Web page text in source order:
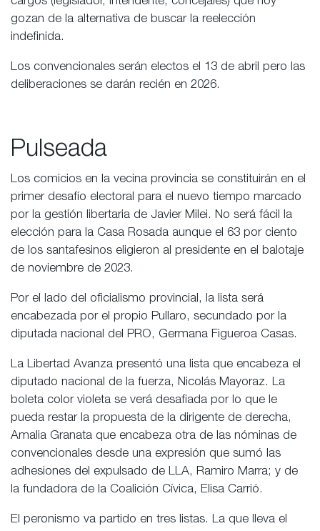
gozan de la alternativa de buscar la reelección
indefinida.
Los convencionales serán electos el 13 de abril pero las
deliberaciones se darán recién en 2026.
Pulseada
Los comicios en la vecina provincia se constituirán en el
primer desafío electoral para el nuevo tiempo marcado
por la gestión libertaria de Javier Milei. No será fácil la
elección para la Casa Rosada aunque el 63 por ciento
de los santafesinos eligieron al presidente en el balotaje
de noviembre de 2023.
Por el lado del oficialismo provincial, la lista será
encabezada por el propio Pullaro, secundado por la
diputada nacional del PRO, Germana Figueroa Casas.
La Libertad Avanza presentó una lista que encabeza el
diputado nacional de la fuerza, Nicolás Mayoraz. La
boleta color violeta se verá desafiada por lo que le
pueda restar la propuesta de la dirigente de derecha,
Amalia Granata que encabeza otra de las nóminas de
convencionales desde una expresión que sumó las
adhesiones del expulsado de LLA, Ramiro Marra; y de
la fundadora de la Coalición Cívica, Elisa Carrió.
El peronismo va partido en tres listas. La que lleva el